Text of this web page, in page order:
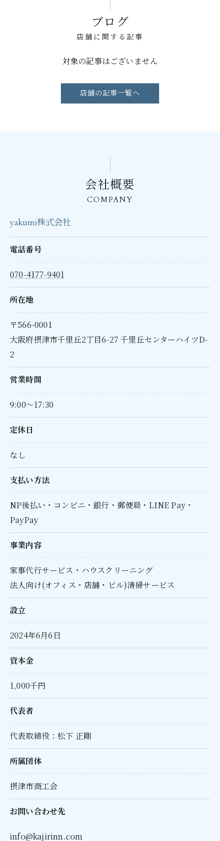
ブログ
店舗に関する記事
対象の記事はございません
店舗の記事一覧へ
会社概要
COMPANY
yakumi株式会社
電話番号
070-4177-9401
所在地
〒566-0001
大阪府摂津市千里丘2丁目6-27 千里丘センターハイツD-
2
営業時間
9:00～17:30
定休日
なし
支払い方法
NP後払い・コンビニ・銀行・郵便局・LINE Pay・
PayPay
事業内容
家事代行サービス・ハウスクリーニング
法人向け(オフィス・店舗・ビル)清掃サービス
設立
2024年6月6日​
資本金
1,000千円
代表者
代表取締役：松下 正剛
所属団体
摂津市商工会
お問い合わせ先
info@kajirinn.com